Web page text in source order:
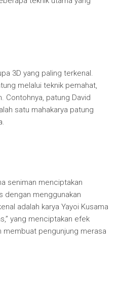
3D yang paling terkenal.
melalui teknik pemahat,
Contohnya, patung David
satu mahakarya patung
seniman menciptakan
dengan menggunakan
adalah karya Yayoi Kusama
yang menciptakan efek
membuat pengunjung merasa